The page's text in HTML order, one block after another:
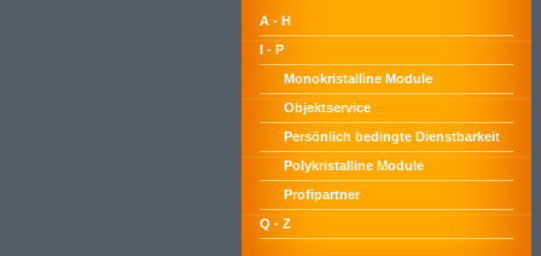
A - H
I - P
Monokristalline Module
Objektservice
Persönlich bedingte Dienstbarkeit
Polykristalline Module
Profipartner
Q - Z